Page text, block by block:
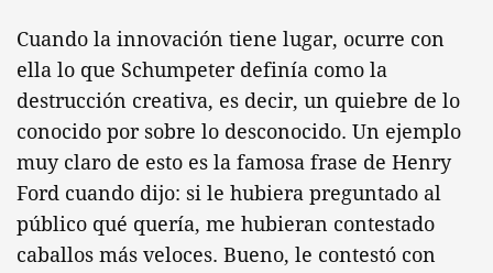
Cuando la innovación tiene lugar, ocurre con
ella lo que Schumpeter definía como la
destrucción creativa, es decir, un quiebre de lo
conocido por sobre lo desconocido. Un ejemplo
muy claro de esto es la famosa frase de Henry
Ford cuando dijo: si le hubiera preguntado al
público qué quería, me hubieran contestado
caballos más veloces. Bueno, le contestó con